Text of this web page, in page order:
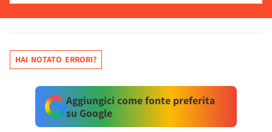
HAI NOTATO ERRORI?
Aggiungici come fonte preferita
su Google